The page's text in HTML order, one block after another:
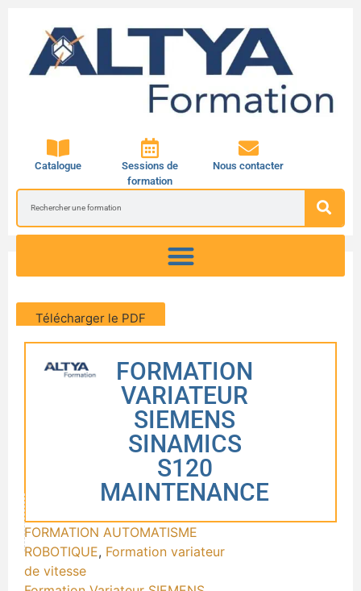
Catalogue
Sessions de
formation
Nous contacter
Télécharger le PDF
FORMATION
VARIATEUR
SIEMENS
SINAMICS
S120
MAINTENANCE
FORMATION AUTOMATISME
ROBOTIQUE, Formation variateur
de vitesse